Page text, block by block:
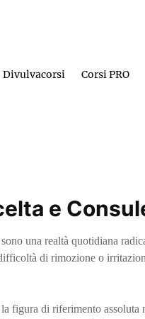
Divulvacorsi Corsi PRO
e
una realtà quotidiana
di rimozione o
figura di riferimento